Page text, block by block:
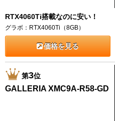
RTX4060Ti搭載なのに安い！
グラボ：RTX4060Ti（8GB）
価格を見る
第3位
GALLERIA XMC9A-R58-GD